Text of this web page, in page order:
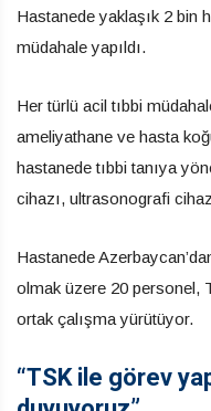
Hastanede yaklaşık 2 bin
müdahale yapıldı.
Her türlü acil tıbbi
ameliyathane ve hasta
hastanede tıbbi tanıya
cihazı, ultrasonografi
Hastanede
olmak üzere 20 personel,
ortak çalışma yürütüyor.
“TSK ile görev